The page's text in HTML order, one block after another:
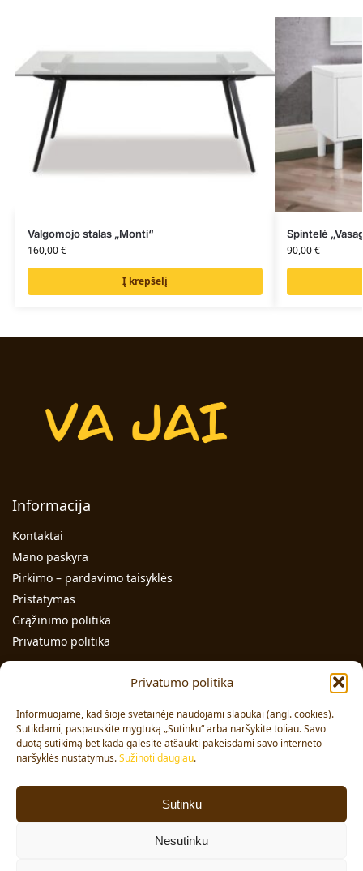
Privatumo politika
Informuojame, kad šioje svetainėje naudojami slapukai (angl. cookies).
Sutikdami, paspauskite mygtuką „Sutinku“ arba naršykite toliau. Savo
duotą sutikimą bet kada galėsite atšaukti pakeisdami savo interneto
naršyklės nustatymus.Sužinoti daugiau.
Sutinku
Nesutinku
Valgomojo stalas „Monti“
160,00€
Į krepšelį
Spintelė
90,00€
Informacija
Kontaktai
Mano paskyra
Pirkimo – pardavimo taisyklės
Pristatymas
Grąžinimo politika
Privatumo politika
Individualios veiklos pažymos Nr.: 991331
Adresas: Volungės g. 23-18, LT-63176, Alytus
Pardavimai:+370 608 91 653
Užsakymai:+370 678 36 453
Sekite mus